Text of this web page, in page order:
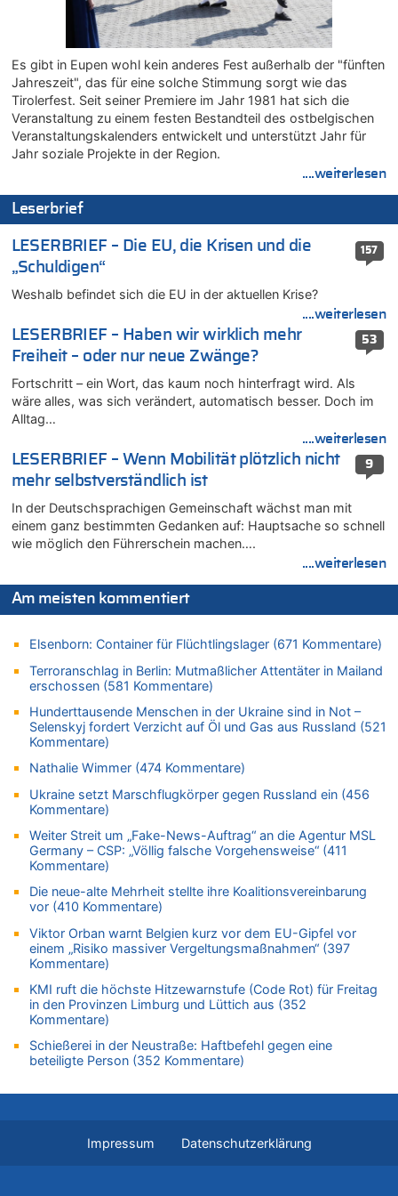
08.08.2026 - 22:12 von Hugo Egon Bernhard von Sinnen zu
LESERBRIEF – Für lokale, dezentrale Energieproduktion
Leipzig, Mechernich und die Frage: Wer steckt hinter den
Drohnen mit Strengstoff? War es Russland?
08.08.2026 - 22:07 von Shari zu
Belgier knackt Jackpot bei Lotterie EuroMillions und gewinnt
mehr als 111 Millionen €
Leipzig, Mechernich und die Frage: Wer steckt hinter den
Drohnen mit Strengstoff? War es Russland?
Zwölf Jahre nach Aachener Bankraub: 70-Jähriger gefasst
08.08.2026 - 21:28 von Noah Parmentier zu
Leipzig, Mechernich und die Frage: Wer steckt hinter den
08.08.2026 - 21:11 von Mungo zu
Leipzig, Mechernich und die Frage: Wer steckt hinter den
08.08.2026 - 20:49 von Marcel Scholzen Eimerscheid zu
Leipzig, Mechernich und die Frage: Wer steckt hinter den
08.08.2026 - 20:34 von Dax zu
Wasserstand des Rheins in NRW so niedrig wie noch nie
Leipzig, Mechernich und die Frage: Wer steckt hinter den
Drohnen mit Strengstoff? War es Russland?
Drohnen mit Strengstoff? War es Russland?
08.08.2026 - 20:19 von Peter G zu
Zwölf Jahre nach Aachener Bankraub: 70-Jähriger gefasst
Leipzig, Mechernich und die Frage: Wer steckt hinter den
Drohnen mit Strengstoff? War es Russland?
08.08.2026 - 20:16 von Dax zu
Wasserstand des Rheins in NRW so niedrig wie noch nie
08.08.2026 - 20:13 von Dax zu
08.08.2026 - 20:09 von Dax zu
08.08.2026 - 20:06 von Dax zu
Zweite Hitzewelle in diesem Sommer ist jetzt amtlich
08.08.2026 - 19:00 von Peter G zu
Leipzig, Mechernich und die Frage: Wer steckt hinter den
Drohnen mit Strengstoff? War es Russland?
08.08.2026 - 18:48 von Marcel Scholzen Eimerscheid zu
Leipzig, Mechernich und die Frage: Wer steckt hinter den
Drohnen mit Strengstoff? War es Russland?
08.08.2026 - 18:41 von JoKrings zu
Leipzig, Mechernich und die Frage: Wer steckt hinter den
Drohnen mit Strengstoff? War es Russland?
08.08.2026 - 18:39 von JoKrings zu
Belgier knackt Jackpot bei Lotterie EuroMillions und gewinnt
Es gibt in Eupen wohl kein anderes Fest außerhalb der "fünften
Jahreszeit", das für eine solche Stimmung sorgt wie das
Tirolerfest. Seit seiner Premiere im Jahr 1981 hat sich die
Veranstaltung zu einem festen Bestandteil des ostbelgischen
Veranstaltungskalenders entwickelt und unterstützt Jahr für
Jahr soziale Projekte in der Region.
....weiterlesen
Leserbrief
157
LESERBRIEF – Die EU, die Krisen und die
„Schuldigen“
Weshalb befindet sich die EU in der aktuellen Krise?
....weiterlesen
53
LESERBRIEF – Haben wir wirklich mehr
Freiheit – oder nur neue Zwänge?
Fortschritt – ein Wort, das kaum noch hinterfragt wird. Als
wäre alles, was sich verändert, automatisch besser. Doch im
Alltag…
....weiterlesen
9
LESERBRIEF – Wenn Mobilität plötzlich nicht
mehr selbstverständlich ist
In der Deutschsprachigen Gemeinschaft wächst man mit
einem ganz bestimmten Gedanken auf: Hauptsache so schnell
wie möglich den Führerschein machen….
....weiterlesen
Am meisten kommentiert
Elsenborn: Container für Flüchtlingslager (671 Kommentare)
Terroranschlag in Berlin: Mutmaßlicher Attentäter in Mailand
erschossen (581 Kommentare)
Hunderttausende Menschen in der Ukraine sind in Not –
Selenskyj fordert Verzicht auf Öl und Gas aus Russland (521
Kommentare)
Nathalie Wimmer (474 Kommentare)
Ukraine setzt Marschflugkörper gegen Russland ein (456
Kommentare)
Weiter Streit um „Fake-News-Auftrag“ an die Agentur MSL
Germany – CSP: „Völlig falsche Vorgehensweise“ (411
Kommentare)
Die neue-alte Mehrheit stellte ihre Koalitionsvereinbarung
vor (410 Kommentare)
Viktor Orban warnt Belgien kurz vor dem EU-Gipfel vor
einem „Risiko massiver Vergeltungsmaßnahmen“ (397
Kommentare)
KMI ruft die höchste Hitzewarnstufe (Code Rot) für Freitag
in den Provinzen Limburg und Lüttich aus (352
Kommentare)
Schießerei in der Neustraße: Haftbefehl gegen eine
beteiligte Person (352 Kommentare)
Impressum Datenschutzerklärung